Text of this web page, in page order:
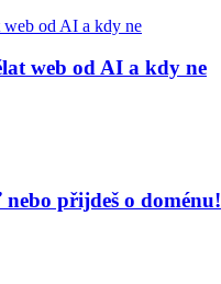
web od AI a kdy ne
přijdeš o doménu!